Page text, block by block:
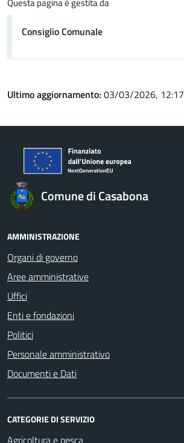
Consiglio Comunale
Ultimo aggiornamento: 03/03/2026, 12:17
Comune di Casabona
AMMINISTRAZIONE
Organi di governo
Aree amministrative
Uffici
Enti e fondazioni
Politici
Personale amministrativo
Documenti e Dati
CATEGORIE DI SERVIZIO
Agricoltura e pesca